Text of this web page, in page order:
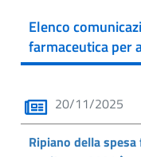
Elenco
farmaceutica per
20/11/2025
Ripiano della